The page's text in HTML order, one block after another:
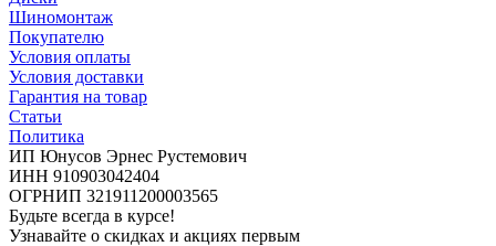
Шиномонтаж
Покупателю
Условия оплаты
Условия доставки
Гарантия на товар
Статьи
Политика
ИП Юнусов Эрнес Рустемович
ИНН 910903042404
ОГРНИП 321911200003565
Будьте всегда в курсе!
Узнавайте о скидках и акциях первым